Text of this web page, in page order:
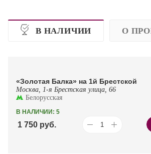
В НАЛИЧИИ О
«Золотая Балка» на 1й Брестской
Москва, 1-я Брестская улица, 66
Белорусская
В НАЛИЧИИ: 5
1 750 руб.